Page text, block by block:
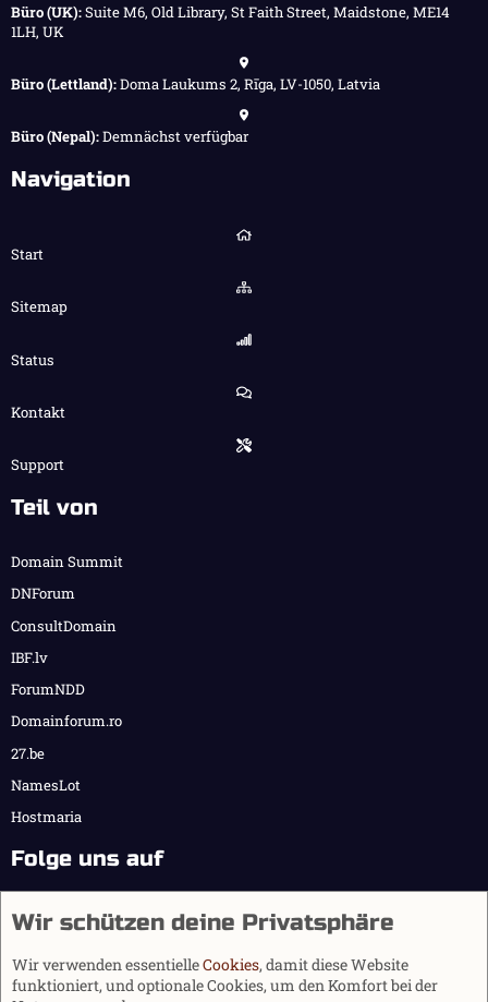
Büro (UK):Suite M6, Old Library, St Faith Street, Maidstone, ME14
1LH, UK
Büro (Lettland):Doma Laukums 2, Rīga, LV-1050, Latvia
Büro (Nepal):Demnächst verfügbar
Navigation
Start
Sitemap
Status
Kontakt
Support
Teil von
Domain Summit
DNForum
ConsultDomain
IBF.lv
ForumNDD
Domainforum.ro
27.be
NamesLot
Hostmaria
Folge uns auf
Wir schützen deine Privatsphäre
Wir verwenden essentielleCookies, damit diese Website
funktioniert, und optionale Cookies, um den Komfort bei der